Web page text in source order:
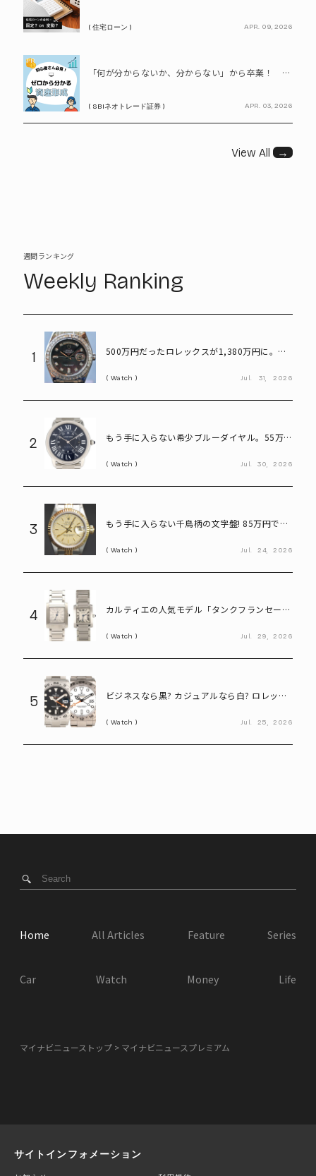
( 住宅ローン ) APR. 09, 2026
PR
「何が分からないか、分からない」から卒業！ SBIネオトレード証券で学ぶ、はじめての資産形成
( SBIネオトレード証券 ) APR. 03, 2026
View All →
週間ランキング
Weekly Ranking
1
500万円だったロレックスが1,380万円に。プ
Watch Jul. 31, 2026
2
もう手に入らない希少ブルーダイヤル。55万円
Watch Jul. 30, 2026
3
もう手に入らない千鳥柄の文字盤! 85万円で買
Ref.69173」
Watch Jul. 24, 2026
4
カルティエの人気モデル「タンクフランセー
Watch Jul. 29, 2026
5
ビジネスなら黒? カジュアルなら白? ロレック
Watch Jul. 25, 2026
Home All Articles Feature Series
Car Watch Money Life
マイナビニューストップ マイナビニュースプレミアム
サイトインフォメーション